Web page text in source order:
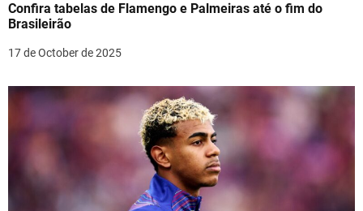
Confira tabelas de Flamengo e Palmeiras até o fim do
Brasileirão
17 de October de 2025